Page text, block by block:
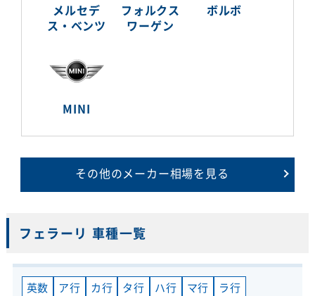
メルセデ
ス・ベンツ
フォルクス
ワーゲン
ボルボ
MINI
その他のメーカー相場を見る
フェラーリ 車種一覧
英数 ア行 カ行 タ行 ハ行 マ行 ラ行